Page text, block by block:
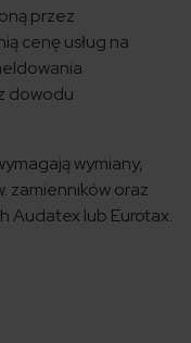
przez
cenę usług na
dowodu
wymiany,
zamienników oraz
Audatex lub Eurotax.